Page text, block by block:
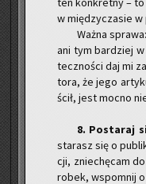
w mię­dzy­cza­sie
Ważna
ani tym bar­dziej
tecz­no­ści daj mi
to­ra, że jego
ścił, jest mocno
​8. Po­sta­raj
sta­rasz się o
cji, znie­chę­cam
ro­bek, wspo­mnij